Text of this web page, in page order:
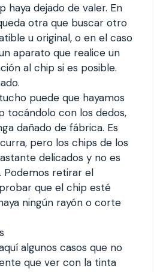
haya dejado de valer. En
otra que buscar otro
u original, o en el caso
aparato que realice un
al chip si es posible.
puede que hayamos
tocándolo con los dedos,
dañado de fábrica. Es
pero los chips de los
delicados y no es
Podemos retirar el
que el chip esté
ningún rayón o corte
algunos casos que no
que ver con la tinta